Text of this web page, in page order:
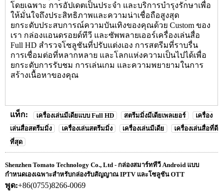
โดยเฉพาะ การอัปเดตเป็นประจำ และบริการบำรุงรักษาเพื่อ
ให้มั่นใจถึงประสิทธิภาพและความน่าเชื่อถือสูงสุด
ยกระดับประสบการณ์ความบันเทิงของคุณด้วย Custom ของ
เรา กล่องแอนดรอยด์ทีวี และซัพพลายเออร์เครื่องเล่นสื่อ
Full HD สำรวจโซลูชันที่ปรับแต่งเอง การสตรีมที่ราบรื่น
การเชื่อมต่อที่หลากหลาย และโลกแห่งความเป็นไปได้เพื่อ
ยกระดับการรับชม การเล่นเกม และความพยายามในการ
สร้างเนื้อหาของคุณ
แท็ก: เครื่องเล่นมีเดียแบบ Full HD สตรีมมิ่งมีเดียเพลเยอร์
เครื่อง
เล่นสื่อสตรีมมิ่ง
เครื่องเล่นสตรีมมิ่ง เครื่องเล่นมีเดีย
เครื่องเล่นสื่อที่ดี
ที่สุด
Shenzhen Tomato Technology Co., Ltd - กล่องสมาร์ททีวี Android แบบ
กำหนดเองเฉพาะสำหรับกล่องรับสัญญาณ IPTV และโซลูชัน OTT
พูด:+86(0755)8266-0069